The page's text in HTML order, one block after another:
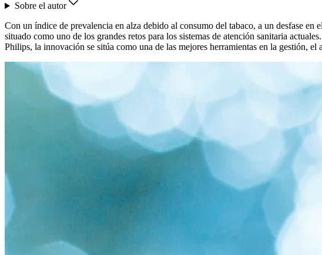
Sobre el autor
Con un índice de prevalencia en alza debido al consumo del tabaco, a un desfase
situado como uno de los grandes retos para los sistemas de atención sanitaria
Philips, la innovación se sitúa como una de las mejores herramientas en la gestión, el